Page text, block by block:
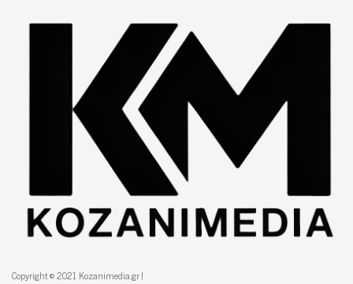
Copyright © 2021 Kozanimedia.gr |